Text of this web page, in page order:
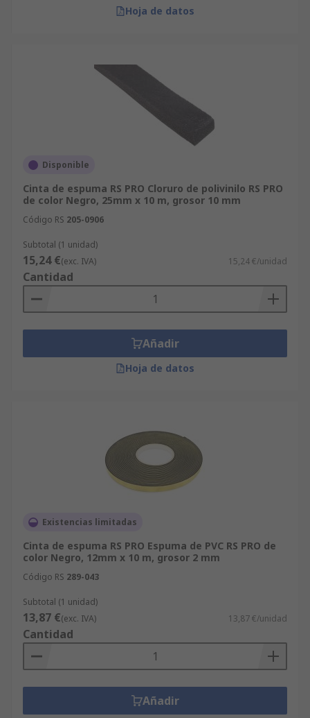
Hoja de datos
Disponible
Cinta de espuma RS PRO Cloruro de polivinilo RS PRO
de color Negro, 25mm x 10 m, grosor 10 mm
Código RS 205-0906
Subtotal (1 unidad)
15,24 €(exc. IVA) 15,24 €/unidad
Cantidad
Añadir
Hoja de datos
Existencias limitadas
Cinta de espuma RS PRO Espuma de PVC RS PRO de
color Negro, 12mm x 10 m, grosor 2 mm
Código RS 289-043
Subtotal (1 unidad)
13,87 €(exc. IVA) 13,87 €/unidad
Cantidad
Añadir